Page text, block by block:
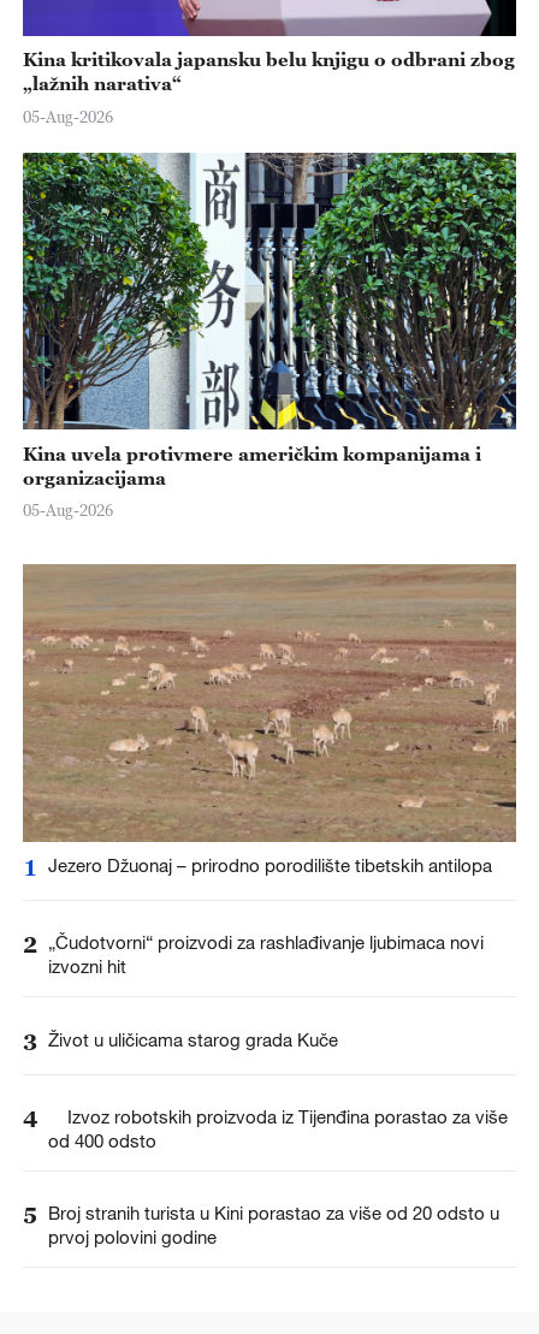
Kina kritikovala japansku belu knjigu o odbrani zbog
„lažnih narativa“
05-Aug-2026
Kina uvela protivmere američkim kompanijama i
organizacijama
05-Aug-2026
1 Jezero Džuonaj – prirodno porodilište tibetskih antilopa
2 „Čudotvorni“ proizvodi za rashlađivanje ljubimaca novi
izvozni hit
3 Život u uličicama starog grada Kuče
4
Izvoz robotskih proizvoda iz Tijenđina porastao za više
od 400 odsto
5
Broj stranih turista u Kini porastao za više od 20 odsto u
prvoj polovini godine